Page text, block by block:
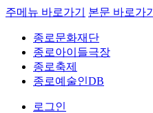
주메뉴 바로가기 본문 바로가기
종로문화재단
종로아이들극장
종로축제
종로예술인DB
로그인